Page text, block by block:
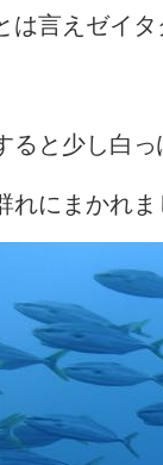
は言えゼイ
ると少し白
にまかれま